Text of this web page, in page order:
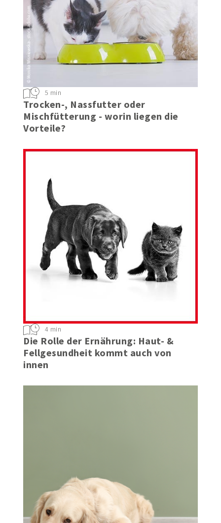
Trocken-, Nassfutter oder
Mischfütterung - worin liegen die
Vorteile?
5 min
Die Rolle der Ernährung: Haut- &
Fellgesundheit kommt auch von
innen
4 min